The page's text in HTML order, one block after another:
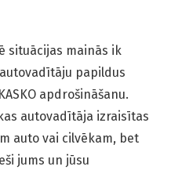
situācijas mainās ik
papildus
apdrošināšanu.
autovadītāja izraisītas
auto vai cilvēkam, bet
jums un jūsu